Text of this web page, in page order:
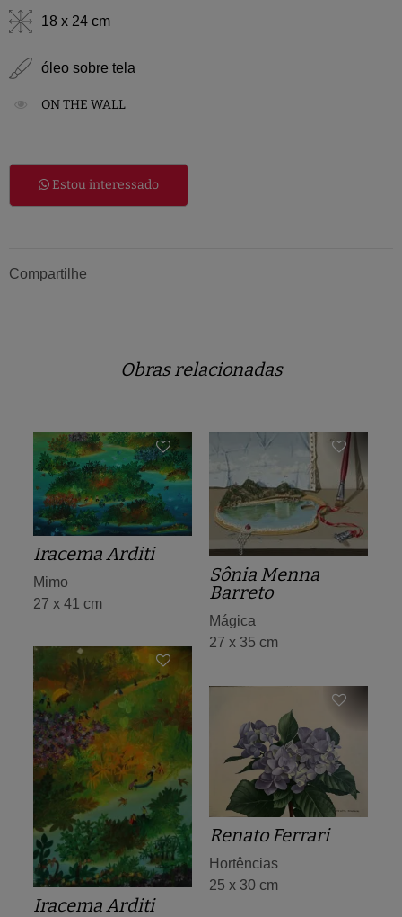
18 x 24 cm
óleo sobre tela
ON THE WALL
Estou interessado
Compartilhe
Obras relacionadas
Iracema Arditi
Mimo
27 x 41 cm
Sônia Menna
Barreto
Mágica
27 x 35 cm
Iracema Arditi
Renato Ferrari
Hortências
25 x 30 cm